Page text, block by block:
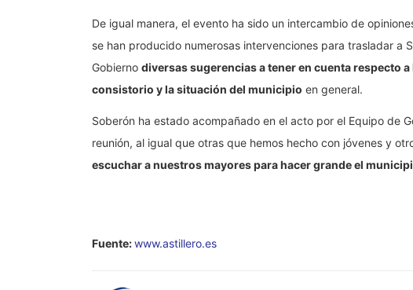
De igual manera, el evento ha sido un intercambio de
se han producido numerosas intervenciones para trasladar a
Gobierno diversas sugerencias a tener en cuenta respecto
consistorio y la situación del municipio en general.
Soberón ha estado acompañado en el acto por el Equipo de
reunión, al igual que otras que hemos hecho con jóvenes y
escuchar a nuestros mayores para hacer grande el
Fuente:www.astillero.es